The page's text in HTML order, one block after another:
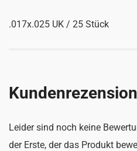
.017x.025 UK / 25 Stück
Leider sind noch keine
der Erste, der das Produkt